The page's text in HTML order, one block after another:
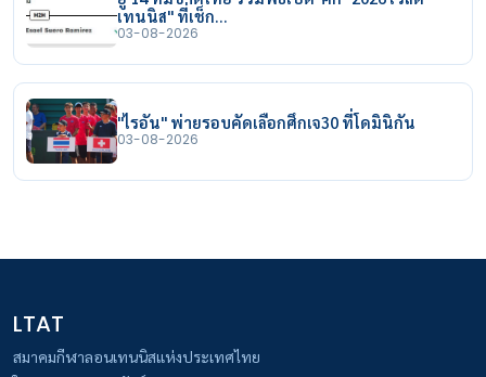
เทนนิส" ที่เช็ก…
03-08-2026
"ไรอัน" พ่ายรอบคัดเลือกศึกเจ30 ที่โดมินิกัน
03-08-2026
LTAT
สมาคมกีฬาลอนเทนนิสแห่งประเทศไทย